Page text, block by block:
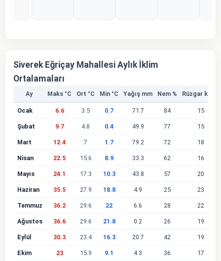
Siverek Eğriçay Mahallesi Aylık İklim
Ortalamaları
Ay Maks °C Ort °C Min °C Yağış mm Nem % Rüzgar km/s
Ocak 6.6 3.5 0.7 71.7 84 15
Şubat 9.7 4.8 0.4 49.9 77 15
Mart 12.4 7 1.7 79.2 72 18
Nisan 22.5 15.6 8.9 33.3 62 16
Mayıs 24.1 17.3 10.3 43.8 57 20
Haziran 35.5 27.9 18.8 4.9 25 23
Temmuz 36.2 29.6 22 6.6 28 22
Ağustos 36.6 29.6 21.8 0.2 26 19
Eylül 30.3 23.4 16.3 20.7 42 19
Ekim 23 15.9 9.1 4.3 36 17